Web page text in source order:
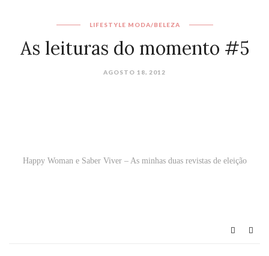
LIFESTYLE MODA/BELEZA
As leituras do momento #5
AGOSTO 18, 2012
Happy Woman e Saber Viver – As minhas duas revistas de eleição